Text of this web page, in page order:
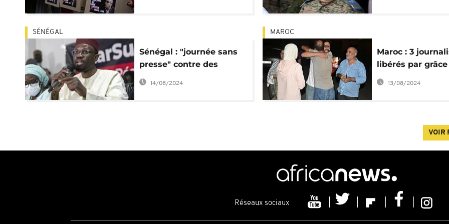
SÉNÉGAL
Sénégal : "journée sans
presse" contre des
menaces sur les médias
14/08/2024
MAROC
Maroc : 3
libérés par grâce
présidentielle
13/08/2024
VOIR
Réseaux sociaux